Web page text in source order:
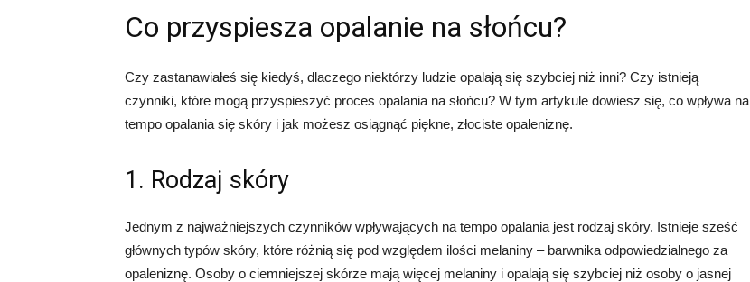
Co przyspiesza opalanie na słońcu?
Czy zastanawiałeś się kiedyś, dlaczego niektórzy ludzie opalają się szybciej niż inni? Czy istnieją
czynniki, które mogą przyspieszyć proces opalania na słońcu? W tym artykule dowiesz się, co wpływa na
tempo opalania się skóry i jak możesz osiągnąć piękne, złociste opaleniznę.
1. Rodzaj skóry
Jednym z najważniejszych czynników wpływających na tempo opalania jest rodzaj skóry. Istnieje sześć
głównych typów skóry, które różnią się pod względem ilości melaniny – barwnika odpowiedzialnego za
opaleniznę. Osoby o ciemniejszej skórze mają więcej melaniny i opalają się szybciej niż osoby o jasnej